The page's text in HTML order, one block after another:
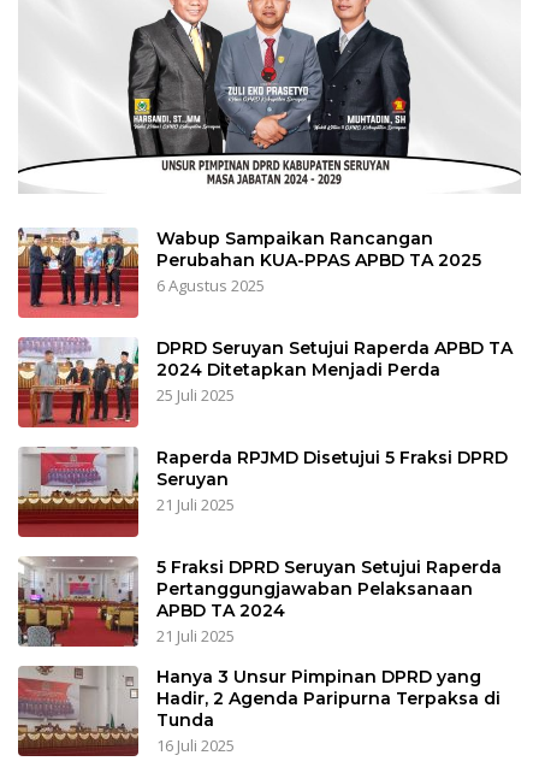
Wabup Sampaikan Rancangan
Perubahan KUA-PPAS APBD TA 2025
6 Agustus 2025
DPRD Seruyan Setujui Raperda APBD TA
2024 Ditetapkan Menjadi Perda
25 Juli 2025
Raperda RPJMD Disetujui 5 Fraksi DPRD
Seruyan
21 Juli 2025
5 Fraksi DPRD Seruyan Setujui Raperda
Pertanggungjawaban Pelaksanaan
APBD TA 2024
21 Juli 2025
Hanya 3 Unsur Pimpinan DPRD yang
Hadir, 2 Agenda Paripurna Terpaksa di
Tunda
16 Juli 2025